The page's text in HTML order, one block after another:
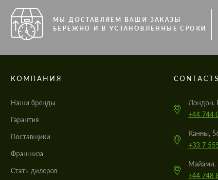
МЫ ДОСТАВЛЯЕМ ВАШИ ЗАКАЗЫ
БЕРЕЖНО И В УСТАНОВЛЕННЫЕ СРОКИ
КОМПАНИЯ
Наши бренды
Гарантия
Поставщики
Франшиза
Стать дилеров
Лондон,
+44 744
Канны,
+33 7
Майами,
+44 748